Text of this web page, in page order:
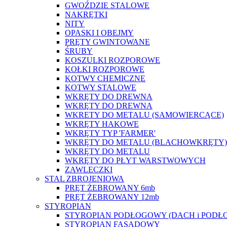
GWOŹDZIE STALOWE
NAKRĘTKI
NITY
OPASKI I OBEJMY
PRĘTY GWINTOWANE
ŚRUBY
KOSZULKI ROZPOROWE
KOŁKI ROZPOROWE
KOTWY CHEMICZNE
KOTWY STALOWE
WKRĘTY DO DREWNA
WKRĘTY DO DREWNA
WKRETY DO METALU (SAMOWIERCĄCE)
WKRĘTY HAKOWE
WKRĘTY TYP 'FARMER'
WKRĘTY DO METALU (BLACHOWKRĘTY)
WKRĘTY DO METALU
WKRĘTY DO PŁYT WARSTWOWYCH
ZAWLECZKI
STAL ZBROJENIOWA
PRĘT ŻEBROWANY 6mb
PRĘT ŻEBROWANY 12mb
STYROPIAN
STYROPIAN PODŁOGOWY (DACH i
STYROPIAN FASADOWY